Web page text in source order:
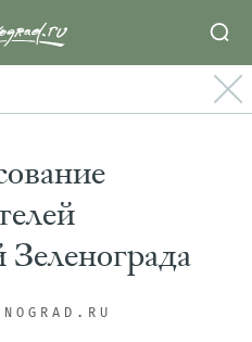
Зеленограда